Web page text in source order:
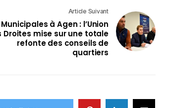
Article Suivant
Municipales à Agen : l’Union
Droites mise sur une totale
refonte des conseils de
quartiers